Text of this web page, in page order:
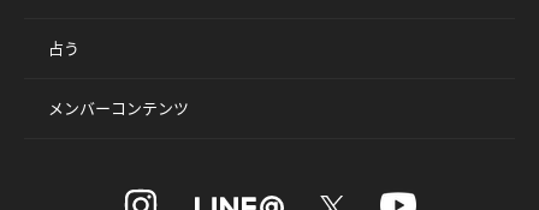
占う
メンバーコンテンツ